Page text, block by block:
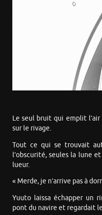
Le seul bruit qui emplit
sur le rivage.
Tout ce qui se trouvait
l’obscurité, seules la lune
lueur.
« Merde, je n’arrive pas à
Yuuto laissa échapper un
pont du navire et regardait